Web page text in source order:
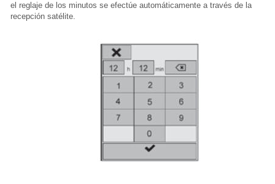
el reglaje de los minutos se efectúe automáticamente a través de la
recepción satélite.